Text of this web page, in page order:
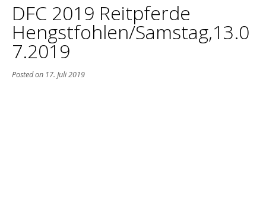
DFC 2019 Reitpferde
Hengstfohlen/Samstag,13.0
7.2019
Posted on 17. Juli 2019